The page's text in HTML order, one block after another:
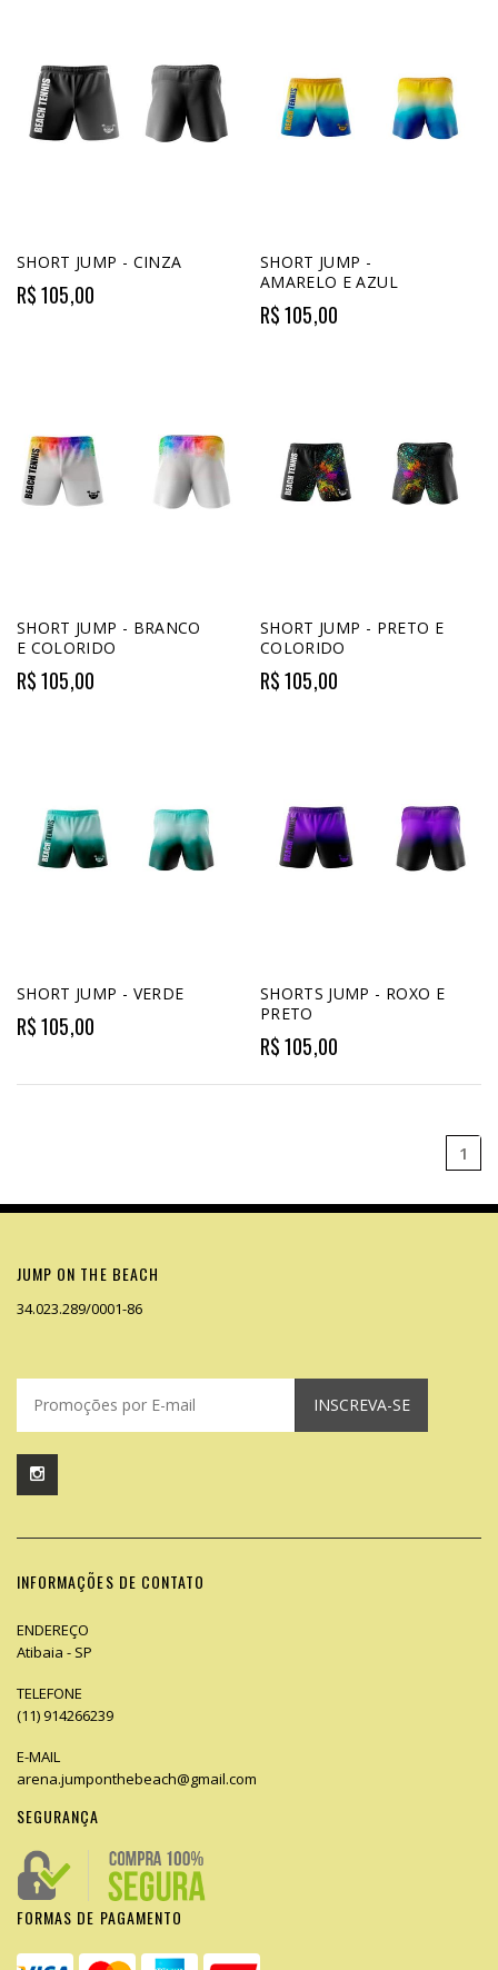
SHORT JUMP - CINZA
R$ 105,00
SHORT JUMP -
AMARELO E AZUL
R$ 105,00
SHORT JUMP - BRANCO
E COLORIDO
R$ 105,00
SHORT JUMP - PRETO E
COLORIDO
R$ 105,00
SHORT JUMP - VERDE
R$ 105,00
SHORTS JUMP - ROXO E
PRETO
R$ 105,00
1
JUMP ON THE BEACH
34.023.289/0001-86
INSCREVA-SE
INFORMAÇÕES DE CONTATO
ENDEREÇO
Atibaia - SP
TELEFONE
(11) 914266239
E-MAIL
arena.jumponthebeach@gmail.com
SEGURANÇA
FORMAS DE PAGAMENTO